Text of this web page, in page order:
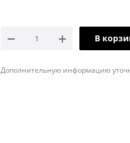
В
Дополнительную информацию